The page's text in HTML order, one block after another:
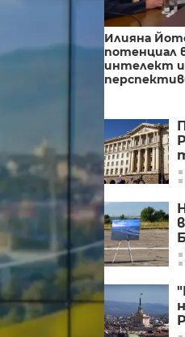
Илияна
потенциал
интелект и